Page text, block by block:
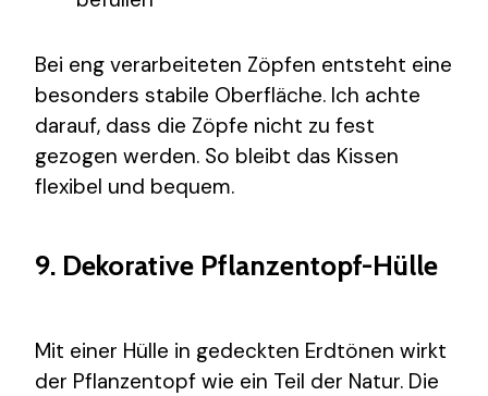
Bei eng verarbeiteten Zöpfen entsteht eine
besonders stabile Oberfläche. Ich achte
darauf, dass die Zöpfe nicht zu fest
gezogen werden. So bleibt das Kissen
flexibel und bequem.
9. Dekorative Pflanzentopf-Hülle
Mit einer Hülle in gedeckten Erdtönen wirkt
der Pflanzentopf wie ein Teil der Natur. Die